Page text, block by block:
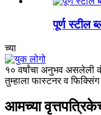
पूर्ण स्टील
च्या
१० वर्षांचा अनुभव
तुम्हाला फास्टनर व
आमच्या